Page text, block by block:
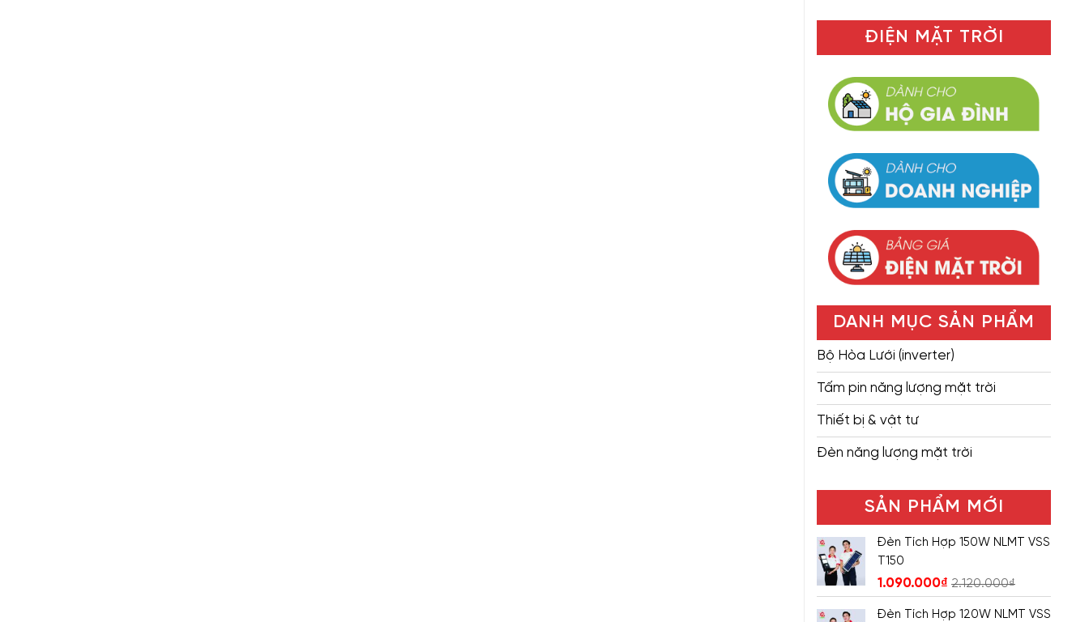
ĐIỆN MẶT TRỜI
DANH MỤC SẢN PHẨM
Bộ Hòa Lưới (inverter)
Tấm pin năng lượng mặt trời
Thiết bị & vật tư
Đèn năng lượng mặt trời
SẢN PHẨM MỚI
Đèn Tích Hợp 150W NLMT VSS
T150
1.090.000₫ 2.120.000₫
Đèn Tích Hợp 120W NLMT VSS